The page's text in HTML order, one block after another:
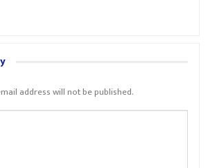
address will not be published.